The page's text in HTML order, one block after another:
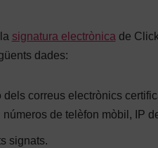
signatura electrònica de
dades:
dels correus electrònics
números de telèfon mòbil, IP
signats.